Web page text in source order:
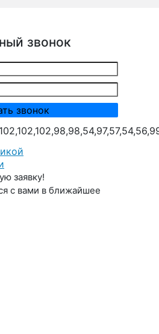
звонок
заявку!
с вами в ближайшее